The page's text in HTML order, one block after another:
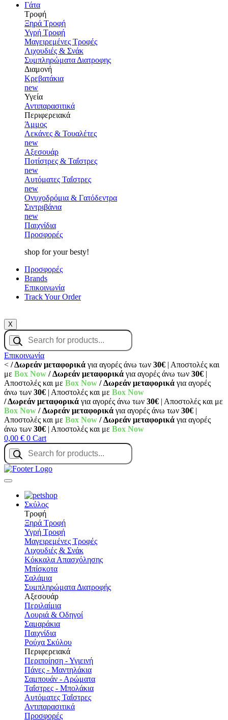
Γάτα
Τροφή
Ξηρά Τροφή
Υγρή Τροφή
Μαγειρεμένες Τροφές
Λιχουδιές & Σνάκ
Συμπληρώματα Διατροφης
Διαμονή
Κρεβατάκια
new
Υγεία
Αντιπαρασιτικά
Περιφερειακά
Άμμος
Λεκάνες & Τουαλέτες
new
Αξεσουάρ
Ποτίστρες & Ταΐστρες
new
Αυτόματες Ταΐστρες
new
Ονυχοδρόμια & Γατόδεντρα
Σιντριβάνια
new
Παιχνίδια
Προσφορές
shop for your besty!
Προσφορές
Brands
Επικοινωνία
Track Your Order
X
Products
search
Επικοινωνία
< / Δωρεάν μεταφορικά για αγορές άνω των 30€ | Αποστολές και
με Box Now / Δωρεάν μεταφορικά για αγορές άνω των 30€ |
Αποστολές και με Box Now / Δωρεάν μεταφορικά για αγορές
άνω των 30€ | Αποστολές και με Box Now
/ Δωρεάν μεταφορικά για αγορές άνω των 30€ | Αποστολές και με
Box Now / Δωρεάν μεταφορικά για αγορές άνω των 30€ |
Αποστολές και με Box Now / Δωρεάν μεταφορικά για αγορές
άνω των 30€ | Αποστολές και με Box Now
0,00 € 0 Cart
Products
search
Σκύλος
Τροφή
Ξηρά Τροφή
Υγρή Τροφή
Μαγειρεμένες Τροφές
Λιχουδιές & Σνάκ
Κόκκαλα Απασχόλησης
Μπίσκοτα
Σαλάμια
Συμπληρώματα Διατροφής
Αξεσουάρ
Περιλαίμια
Λουριά & Οδηγοί
Σαμαράκια
Παιχνίδια
Ρούχα Σκύλου
Περιφερειακά
Περιποίηση - Υγιεινή
Πάνες - Μαντηλάκια
Σαμπουάν - Αρώματα
Ταΐστρες - Μπολάκια
Αυτόματες Ταΐστρες
Αντιπαρασιτικά
Προσφορές